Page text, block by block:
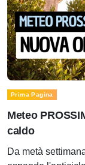
Prima Pagina
Meteo
caldo
Da metà